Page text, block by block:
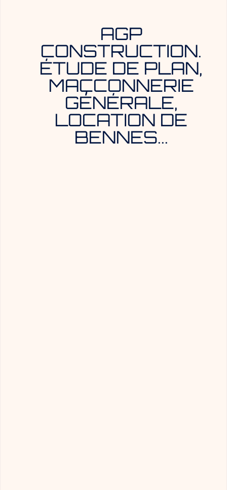
AGP
CONSTRUCTION.
ÉTUDE DE PLAN,
MAÇCONNERIE
GÉNÉRALE,
LOCATION DE
BENNES...